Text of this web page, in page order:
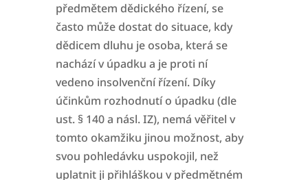
předmětem dědického řízení, se
často může dostat do situace, kdy
dědicem dluhu je osoba, která se
nachází v úpadku a je proti ní
vedeno insolvenční řízení. Díky
účinkům rozhodnutí o úpadku (dle
ust. § 140 a násl. IZ), nemá věřitel v
tomto okamžiku jinou možnost, aby
svou pohledávku uspokojil, než
uplatnit ji přihláškou v předmětném